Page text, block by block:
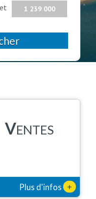
et
VENTES
Plus d'infos +